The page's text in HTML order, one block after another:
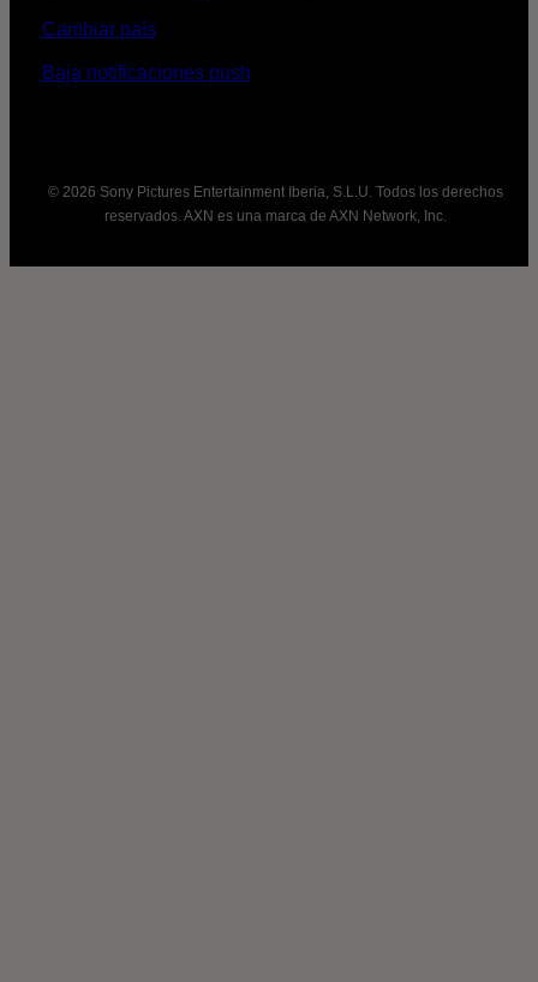
Cambiar país
Baja notificaciones push
© 2026 Sony Pictures Entertainment Iberia, S.L.U. Todos los derechos
reservados. AXN es una marca de AXN Network, Inc.